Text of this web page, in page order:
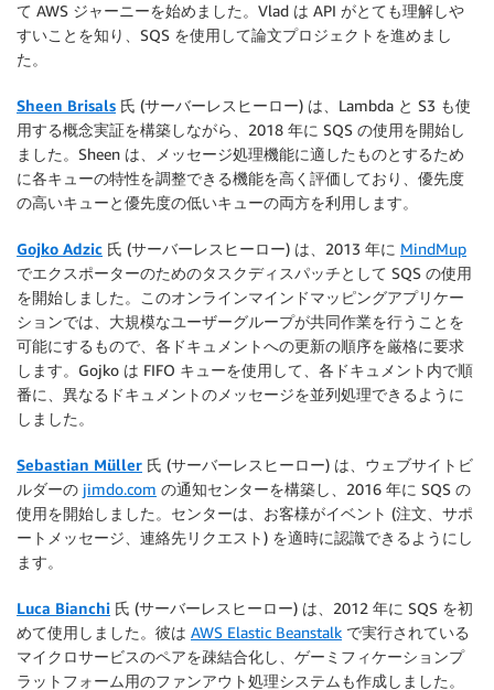
て AWS ジャーニーを始めました。Vlad は API がとても理解しや
すいことを知り、SQS を使用して論文プロジェクトを進めまし
た。
Sheen Brisals 氏 (サーバーレスヒーロー) は、Lambda と S3 も使
用する概念実証を構築しながら、2018 年に SQS の使用を開始し
ました。Sheen は、メッセージ処理機能に適したものとするため
に各キューの特性を調整できる機能を高く評価しており、優先度
の高いキューと優先度の低いキューの両方を利用します。
Gojko Adzic 氏 (サーバーレスヒーロー) は、2013 年に MindMup
でエクスポーターのためのタスクディスパッチとして SQS の使用
を開始しました。このオンラインマインドマッピングアプリケー
ションでは、大規模なユーザーグループが共同作業を行うことを
可能にするもので、各ドキュメントへの更新の順序を厳格に要求
します。Gojko は FIFO キューを使用して、各ドキュメント内で順
番に、異なるドキュメントのメッセージを並列処理できるように
しました。
Sebastian Müller 氏 (サーバーレスヒーロー) は、ウェブサイトビ
ルダーの jimdo.com の通知センターを構築し、2016 年に SQS の
使用を開始しました。センターは、お客様がイベント (注文、サポ
ートメッセージ、連絡先リクエスト) を適時に認識できるようにし
ます。
Luca Bianchi 氏 (サーバーレスヒーロー) は、2012 年に SQS を初
めて使用しました。彼は AWS Elastic Beanstalk で実行されている
マイクロサービスのペアを疎結合化し、ゲーミフィケーションプ
ラットフォーム用のファンアウト処理システムも作成しました。